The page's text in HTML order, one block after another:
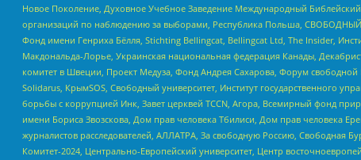
Новое Поколение, Духовное Учебное Заведение Международный
организаций по наблюдению за выборами, Республика Польша,
Фонд имени Генриха Бёлля, Stichting Bellingcat, Bellingcat Ltd, The Insider,
Макдональда-Лорье, Украинская национальная федерация Канады,
комитет в Швеции, Проект Медуза, Фонд Андрея Сахарова, Форум
Solidarus, КрымSOS, Свободный университет, Институт государственного
борьбы с коррупцией Инк, Завет церквей TCCN, Агора, Всемирный фонд
имени Бориса Звозскова, Дом прав человека Тбилиси, Дом прав человека
журналистов расследователей, АЛЛАТРА, За свободную Россию, Свободная
Комитет-2024, Центрально-Европейский университет, Центр